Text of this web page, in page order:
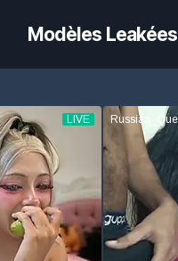
Modèles Leakées